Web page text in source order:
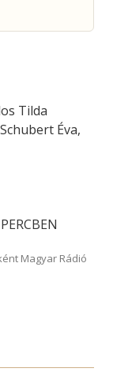
Tilda
Éva,
Magyar Rádió